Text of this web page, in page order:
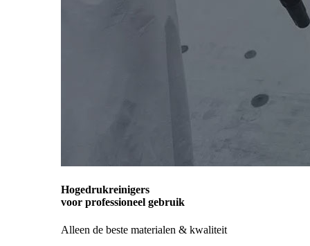
Hogedrukreinigers
voor professioneel gebruik
Alleen de beste materialen & kwaliteit